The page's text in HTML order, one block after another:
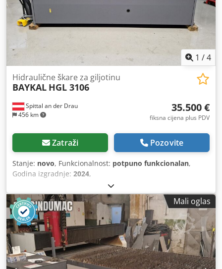
1 /4
Spittal an der Drau
456 km
Hidraulične škare za giljotinu
BAYKAL HGL 3106
35.500 €
fiksna cijena plus PDV
Zatraži Pozovite
Stanje: novo, Funkcionalnost: potpuno funkcionalan,
Godina izgradnje: 2024,
Mali oglas